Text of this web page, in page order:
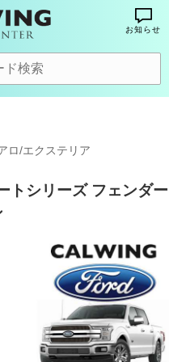
お知らせ
ロ/エクステリア
トシリーズ フェンダー